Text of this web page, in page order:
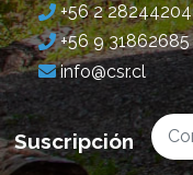
+56 2 28244204
+56 9 31862685
info@csr.cl
Suscripción